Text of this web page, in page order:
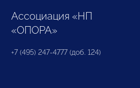
Ассоциация «НП
«ОПОРА»
+7 (495) 247-4777 (доб. 124)